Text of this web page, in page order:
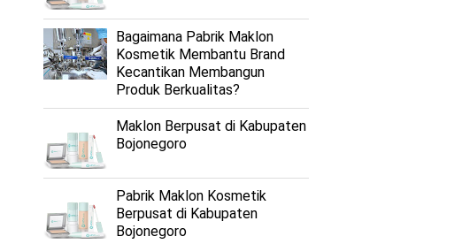
Bagaimana Pabrik Maklon
Kosmetik Membantu Brand
Kecantikan Membangun
Produk Berkualitas?
Maklon Berpusat di Kabupaten
Bojonegoro
Pabrik Maklon Kosmetik
Berpusat di Kabupaten
Bojonegoro